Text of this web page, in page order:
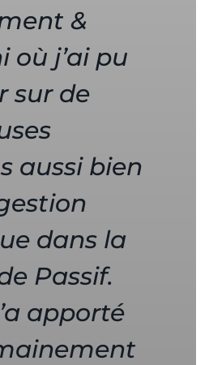
&
où j’ai pu
sur de
aussi bien
dans la
Passif.
apporté